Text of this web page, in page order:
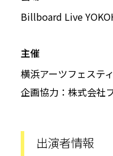
Billboard Live
主催
横浜アーツフェステ
企画協力：株式会社
出演者情報